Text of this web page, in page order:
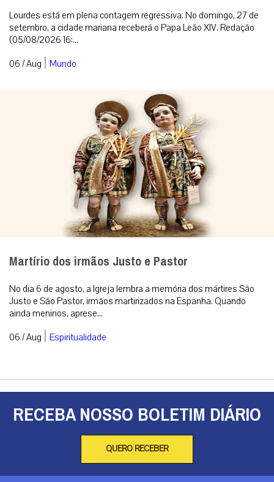
Lourdes está em plena contagem regressiva. No domingo, 27 de
setembro, a cidade mariana receberá o Papa Leão XIV. Redação
(05/08/2026 16:...
06 / Aug | Mundo
Martírio dos irmãos Justo e Pastor
No dia 6 de agosto, a Igreja lembra a memória dos mártires São
Justo e São Pastor, irmãos martirizados na Espanha. Quando
ainda meninos, aprese...
06 / Aug | Espiritualidade
RECEBA NOSSO BOLETIM DIÁRIO
QUERO RECEBER